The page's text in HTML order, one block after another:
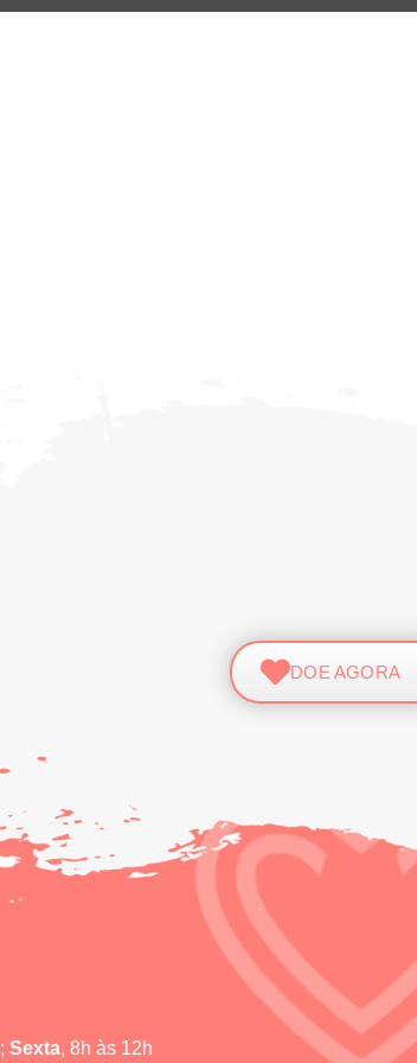
DOE AGORA
Sexta, 8h às 12h